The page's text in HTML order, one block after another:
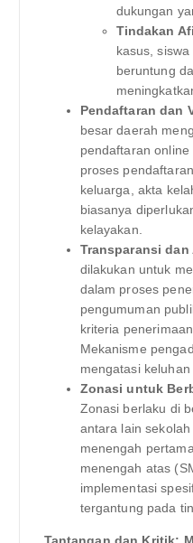
dukungan
Tindakan
kasus,
beruntung
Pendaftaran dan
besar daerah
pendaftaran
proses
keluarga, akta
biasanya
kelayakan.
Transparansi
dilakukan untuk
dalam proses
pengumuman
kriteria
Mekanisme
mengatasi
Zonasi untuk
Zonasi berlaku di
antara lain
menengah
menengah atas
implementasi
tergantung pada